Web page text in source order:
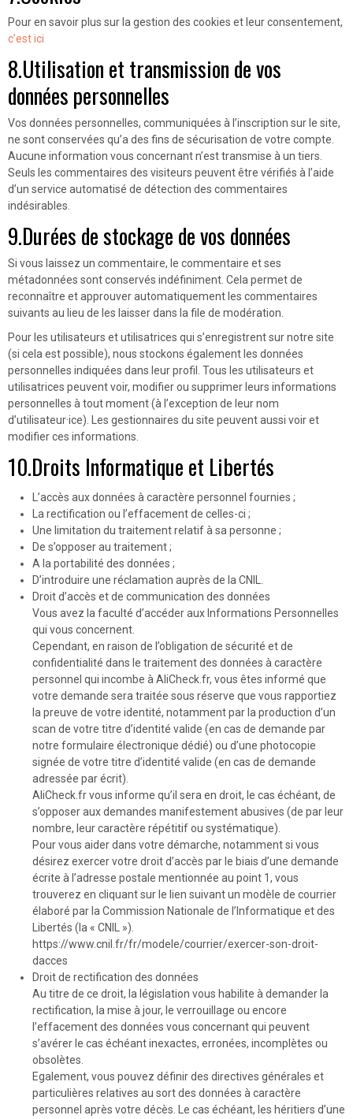
Pour en savoir plus sur la gestion des cookies et leur consentement,
c’est ici
8.Utilisation et transmission de vos
données personnelles
Vos données personnelles, communiquées à l’inscription sur le site,
ne sont conservées qu’a des fins de sécurisation de votre compte.
Aucune information vous concernant n’est transmise à un tiers.
Seuls les commentaires des visiteurs peuvent être vérifiés à l’aide
d’un service automatisé de détection des commentaires
indésirables.
9.Durées de stockage de vos données
Si vous laissez un commentaire, le commentaire et ses
métadonnées sont conservés indéfiniment. Cela permet de
reconnaître et approuver automatiquement les commentaires
suivants au lieu de les laisser dans la file de modération.
Pour les utilisateurs et utilisatrices qui s’enregistrent sur notre site
(si cela est possible), nous stockons également les données
personnelles indiquées dans leur profil. Tous les utilisateurs et
utilisatrices peuvent voir, modifier ou supprimer leurs informations
personnelles à tout moment (à l’exception de leur nom
d’utilisateur·ice). Les gestionnaires du site peuvent aussi voir et
modifier ces informations.
10.Droits Informatique et Libertés
L’accès aux données à caractère personnel fournies ;
La rectification ou l’effacement de celles-ci ;
Une limitation du traitement relatif à sa personne ;
De s’opposer au traitement ;
A la portabilité des données ;
D’introduire une réclamation auprès de la CNIL.
Droit d’accès et de communication des données
Vous avez la faculté d’accéder aux Informations Personnelles
qui vous concernent.
Cependant, en raison de l’obligation de sécurité et de
confidentialité dans le traitement des données à caractère
personnel qui incombe à AliCheck.fr, vous êtes informé que
votre demande sera traitée sous réserve que vous rapportiez
la preuve de votre identité, notamment par la production d’un
scan de votre titre d’identité valide (en cas de demande par
notre formulaire électronique dédié) ou d’une photocopie
signée de votre titre d’identité valide (en cas de demande
adressée par écrit).
AliCheck.fr vous informe qu’il sera en droit, le cas échéant, de
s’opposer aux demandes manifestement abusives (de par leur
nombre, leur caractère répétitif ou systématique).
Pour vous aider dans votre démarche, notamment si vous
désirez exercer votre droit d’accès par le biais d’une demande
écrite à l’adresse postale mentionnée au point 1, vous
trouverez en cliquant sur le lien suivant un modèle de courrier
élaboré par la Commission Nationale de l’Informatique et des
Libertés (la « CNIL »).
https://www.cnil.fr/fr/modele/courrier/exercer-son-droit-
dacces
Droit de rectification des données
Au titre de ce droit, la législation vous habilite à demander la
rectification, la mise à jour, le verrouillage ou encore
l’effacement des données vous concernant qui peuvent
s’avérer le cas échéant inexactes, erronées, incomplètes ou
obsolètes.
Egalement, vous pouvez définir des directives générales et
particulières relatives au sort des données à caractère
personnel après votre décès. Le cas échéant, les héritiers d’une